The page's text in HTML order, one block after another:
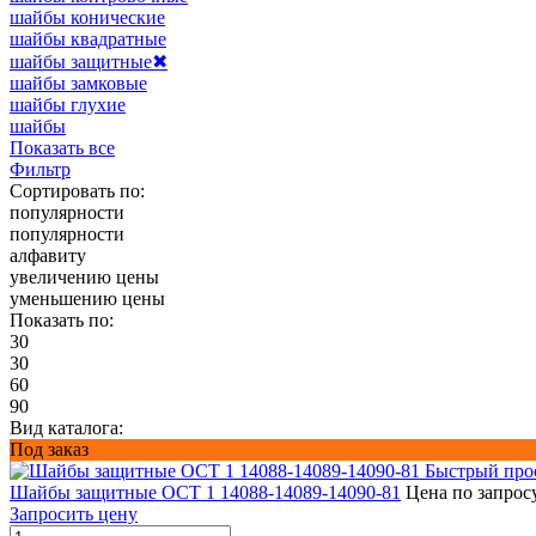
шайбы конические
шайбы квадратные
шайбы защитные✖
шайбы замковые
шайбы глухие
шайбы
Показать все
Фильтр
Сортировать по:
популярности
популярности
алфавиту
увеличению цены
уменьшению цены
Показать по:
30
30
60
90
Вид каталога:
Под заказ
Быстрый
Шайбы защитные ОСТ 1 14088-14089-14090-81 Цена по
Запросить цену